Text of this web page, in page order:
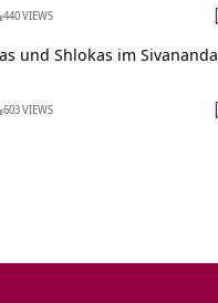
440 VIEWS
und Shlokas im Sivananda
603 VIEWS